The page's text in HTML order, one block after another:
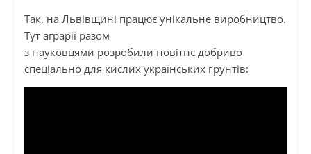
Так, на Львівщині працює унікальне виробництво.
Тут аграрії разом
з науковцями розробили новітнє добриво
спеціально для кислих українських ґрунтів: